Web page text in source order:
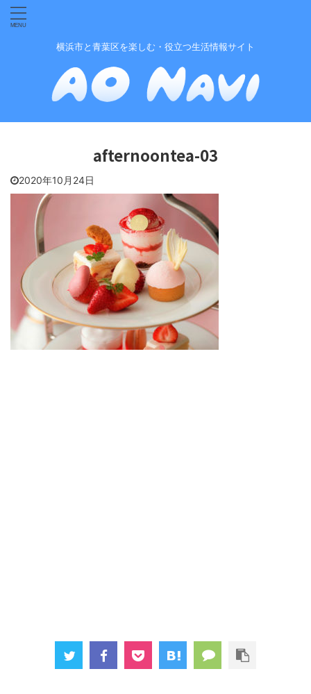
横浜市と青葉区を楽しむ・役立つ生活情報サイト
afternoontea-03
2020年10月24日